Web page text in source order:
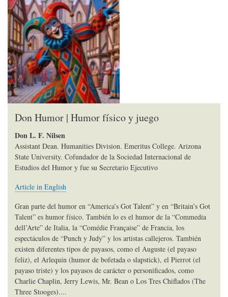
Don Humor | Humor físico y juego
Don L. F. Nilsen
Assistant Dean. Humanities Division. Emeritus College. Arizona
State University. Cofundador de la Sociedad Internacional de
Estudios del Humor y fue su Secretario Ejecutivo
Article in English
Gran parte del humor en “America’s Got Talent” y en “Britain’s Got
Talent” es humor físico. También lo es el humor de la “Commedia
dell’Arte” de Italia, la “Comédie Française” de Francia, los
espectáculos de “Punch y Judy” y los artistas callejeros. También
existen diferentes tipos de payasos, como el Auguste (el payaso
feliz), el Arlequín (humor de bofetada o slapstick), el Pierrot (el
payaso triste) y los payasos de carácter o personificados, como
Charlie Chaplin, Jerry Lewis, Mr. Bean o Los Tres Chiflados (The
Three Stooges)....